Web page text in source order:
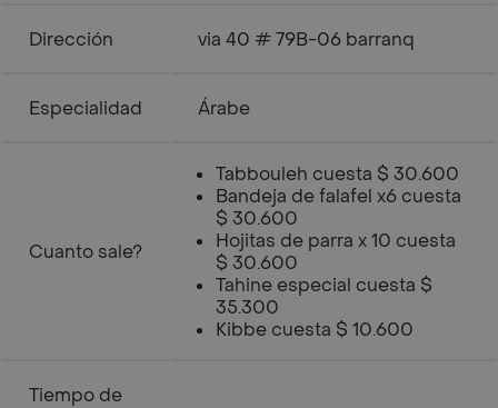
Dirección via 40 # 79B-06 barranq
Especialidad Árabe
Cuanto sale?
Tabbouleh cuesta $ 30.600
Bandeja de falafel x6 cuesta
$ 30.600
Hojitas de parra x 10 cuesta
$ 30.600
Tahine especial cuesta $
35.300
Kibbe cuesta $ 10.600
Tiempo de